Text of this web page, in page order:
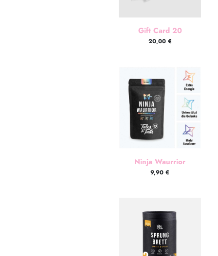
Gift Card 20
20,00 €
Ninja Waurrior
9,90 €